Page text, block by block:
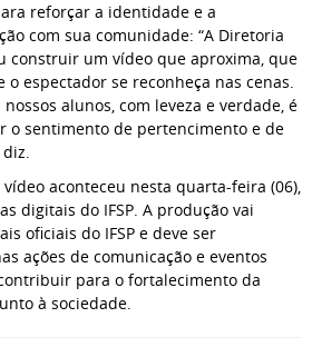
reforçar a identidade e a
com sua comunidade: “A Diretoria
construir um vídeo que aproxima, que
o espectador se reconheça nas cenas.
alunos, com leveza e verdade, é
o sentimento de pertencimento e de
diz.
aconteceu nesta quarta-feira (06),
digitais do IFSP. A produção vai
oficiais do IFSP e deve ser
ações de comunicação e eventos
para o fortalecimento da
à sociedade.